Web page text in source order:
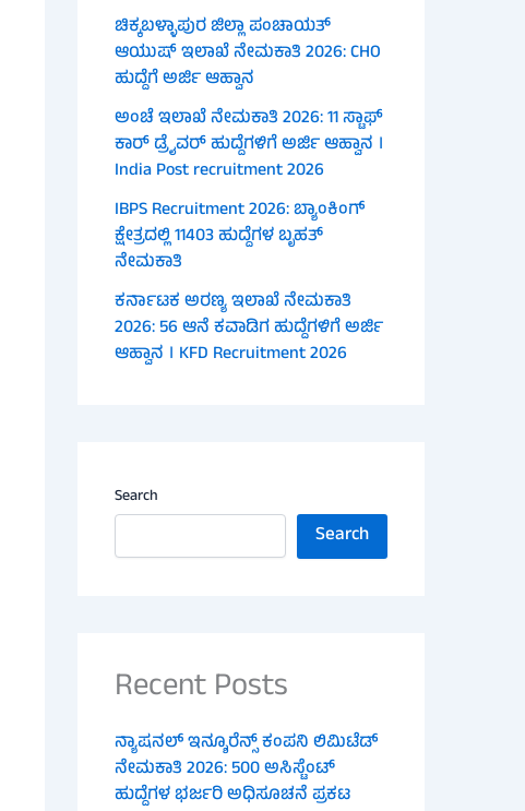
ಚಿಕ್ಕಬಳ್ಳಾಪುರ ಜಿಲ್ಲಾ ಪಂಚಾಯತ್
ಆಯುಷ್ ಇಲಾಖೆ ನೇಮಕಾತಿ 2026: CHO
ಹುದ್ದೆಗೆ ಅರ್ಜಿ ಆಹ್ವಾನ
ಅಂಚೆ ಇಲಾಖೆ ನೇಮಕಾತಿ 2026: 11 ಸ್ಟಾಫ್
ಕಾರ್ ಡ್ರೈವರ್ ಹುದ್ದೆಗಳಿಗೆ ಅರ್ಜಿ ಆಹ್ವಾನ ।
India Post recruitment 2026
IBPS Recruitment 2026: ಬ್ಯಾಂಕಿಂಗ್
ಕ್ಷೇತ್ರದಲ್ಲಿ 11403 ಹುದ್ದೆಗಳ ಬೃಹತ್
ನೇಮಕಾತಿ
ಕರ್ನಾಟಕ ಅರಣ್ಯ ಇಲಾಖೆ ನೇಮಕಾತಿ
2026: 56 ಆನೆ ಕವಾಡಿಗ ಹುದ್ದೆಗಳಿಗೆ ಅರ್ಜಿ
ಆಹ್ವಾನ । KFD Recruitment 2026
Search
Search
Recent Posts
ನ್ಯಾಷನಲ್ ಇನ್ಶೂರೆನ್ಸ್ ಕಂಪನಿ ಲಿಮಿಟೆಡ್
ನೇಮಕಾತಿ 2026: 500 ಅಸಿಸ್ಟೆಂಟ್
ಹುದ್ದೆಗಳ ಭರ್ಜರಿ ಅಧಿಸೂಚನೆ ಪ್ರಕಟ